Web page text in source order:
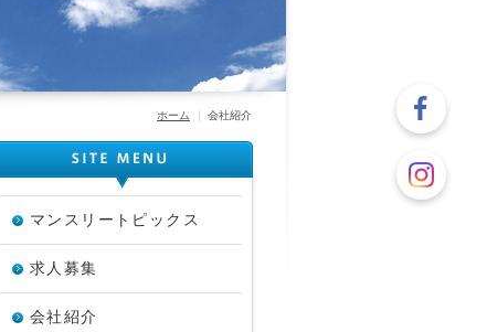
ホーム 会社紹介
マンスリートピックス
求人募集
会社紹介